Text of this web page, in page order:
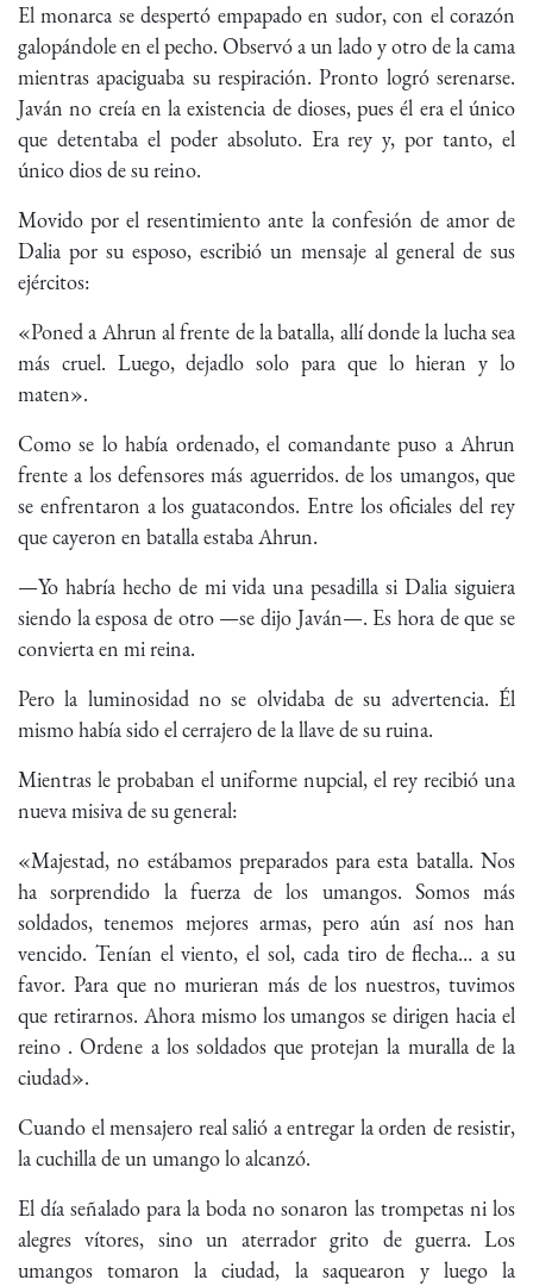
El monarca se despertó empapado en sudor, con el corazón
galopándole en el pecho. Observó a un lado y otro de la cama
mientras apaciguaba su respiración. Pronto logró serenarse.
Javán no creía en la existencia de dioses, pues él era el único
que detentaba el poder absoluto. Era rey y, por tanto, el
único dios de su reino.
Movido por el resentimiento ante la confesión de amor de
Dalia por su esposo, escribió un mensaje al general de sus
ejércitos:
«Poned a Ahrun al frente de la batalla, allí donde la lucha sea
más cruel. Luego, dejadlo solo para que lo hieran y lo
maten».
Como se lo había ordenado, el comandante puso a Ahrun
frente a los defensores más aguerridos. de los umangos, que
se enfrentaron a los guatacondos. Entre los oficiales del rey
que cayeron en batalla estaba Ahrun.
—Yo habría hecho de mi vida una pesadilla si Dalia siguiera
siendo la esposa de otro —se dijo Javán—. Es hora de que se
convierta en mi reina.
Pero la luminosidad no se olvidaba de su advertencia. Él
mismo había sido el cerrajero de la llave de su ruina.
Mientras le probaban el uniforme nupcial, el rey recibió una
nueva misiva de su general:
«Majestad, no estábamos preparados para esta batalla. Nos
ha sorprendido la fuerza de los umangos. Somos más
soldados, tenemos mejores armas, pero aún así nos han
vencido. Tenían el viento, el sol, cada tiro de flecha… a su
favor. Para que no murieran más de los nuestros, tuvimos
que retirarnos. Ahora mismo los umangos se dirigen hacia el
reino . Ordene a los soldados que protejan la muralla de la
ciudad».
Cuando el mensajero real salió a entregar la orden de resistir,
la cuchilla de un umango lo alcanzó.
El día señalado para la boda no sonaron las trompetas ni los
alegres vítores, sino un aterrador grito de guerra. Los
umangos tomaron la ciudad, la saquearon y luego la